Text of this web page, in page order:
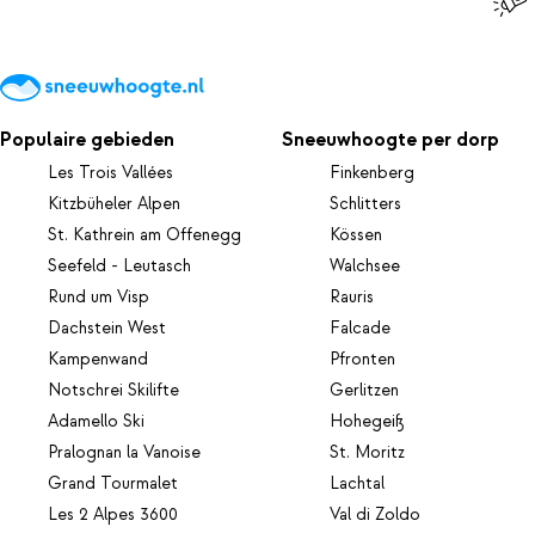
Populaire gebieden
Les Trois Vallées
Kitzbüheler Alpen
St. Kathrein am Offenegg
Seefeld - Leutasch
Rund um Visp
Dachstein West
Kampenwand
Notschrei Skilifte
Adamello Ski
Pralognan la Vanoise
Grand Tourmalet
Les 2 Alpes 3600
Sneeuwhoogte per dorp
Finkenberg
Schlitters
Kössen
Walchsee
Rauris
Falcade
Pfronten
Gerlitzen
Hohegeiß
St. Moritz
Lachtal
Val di Zoldo